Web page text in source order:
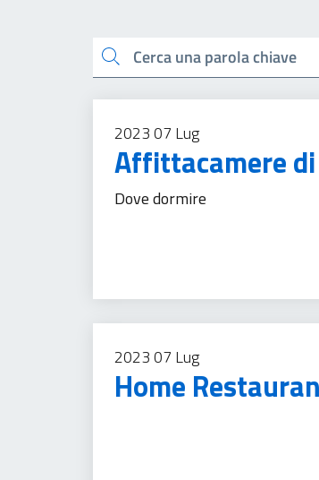
Cerca una parola chiave
202307 Lug
Affittacamere
Dove dormire
202307 Lug
Home